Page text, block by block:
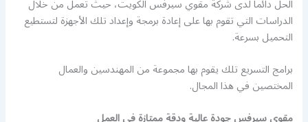
الدراسات التي تقوم بها على إعادة برمجة وإعداد تلك الأجهزة لتستطيع
التحميل بسرعة.
برامج التسريع تلك يقوم بها مجموعة من المهندسين والعمال
المختصين في هذا المجال.